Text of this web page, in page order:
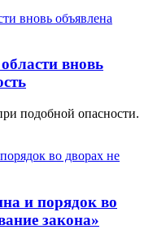
вновь
подобной опасности.
и порядок во
закона»